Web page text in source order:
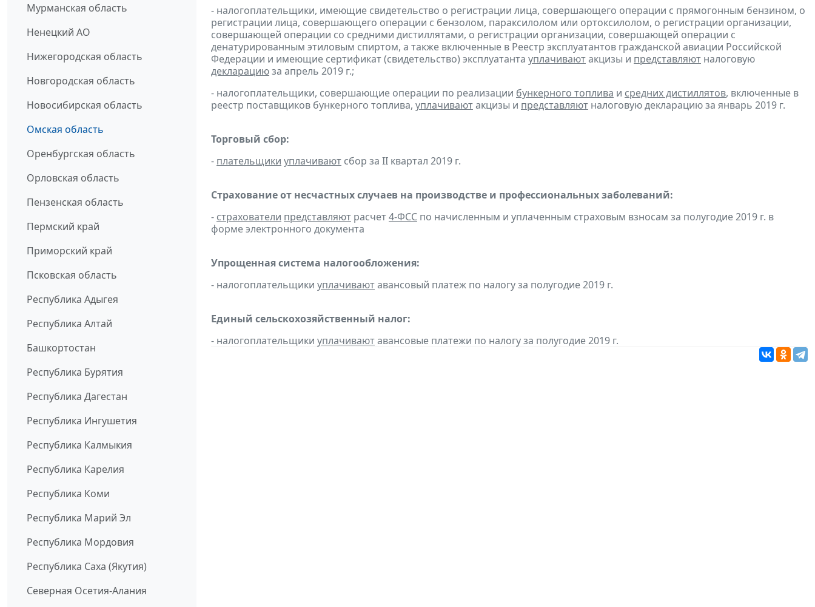
Мурманская область
Ненецкий АО
Нижегородская область
Новгородская область
Новосибирская область
Омская область
Оренбургская область
Орловская область
Пензенская область
Пермский край
Приморский край
Псковская область
Республика Адыгея
Республика Алтай
Башкортостан
Республика Бурятия
Республика Дагестан
Республика Ингушетия
Республика Калмыкия
Республика Карелия
Республика Коми
Республика Марий Эл
Республика Мордовия
Республика Саха (Якутия)
Северная Осетия-Алания
- налогоплательщики, имеющие свидетельство о регистрации лица, совершающего операции с прямогонным бензином, о
регистрации лица, совершающего операции с бензолом, параксилолом или ортоксилолом, о регистрации организации,
совершающей операции со средними дистиллятами, о регистрации организации, совершающей операции с
денатурированным этиловым спиртом, а также включенные в Реестр эксплуатантов гражданской авиации Российской
Федерации и имеющие сертификат (свидетельство) эксплуатанта уплачиваютакцизы и представляют налоговую
декларациюза апрель 2019 г.;
- налогоплательщики, совершающие операции по реализации бункерного топлива и средних дистиллятов, включенные в
реестр поставщиков бункерного топлива, уплачиваютакцизы и представляют налоговую декларацию за январь 2019 г.
Торговый сбор:
- плательщики уплачивают сбор за II квартал 2019 г.
Страхование от несчастных случаев на производстве и профессиональных заболеваний:
- страхователи представляют расчет4-ФСС по начисленным и уплаченным страховым взносам за полугодие 2019 г. в
форме электронного документа
Упрощенная система налогообложения:
- налогоплательщики уплачиваютавансовый платеж по налогу за полугодие 2019 г.
Единый сельскохозяйственный налог:
- налогоплательщики уплачиваютавансовые платежи по налогу за полугодие 2019 г.